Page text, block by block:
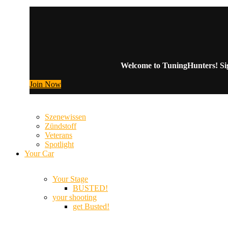
Welcome to TuningHunters!
Join Now
Szenewissen
Zündstoff
Veterans
Spotlight
Your Car
Your Stage
BUSTED!
your shooting
get Busted!